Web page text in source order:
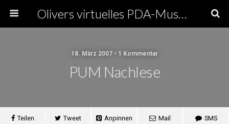
Olivers virtuelles PDA-Museum
18. März 2007 • 1 Kommentar
PUM Nachlese
Teilen Tweet Anpinnen Mail SMS